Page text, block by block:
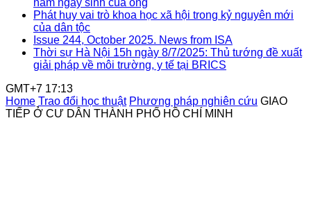
năm ngày sinh của ông
Phát huy vai trò khoa học xã hội trong kỷ nguyên mới
của dân tộc
Issue 244, October 2025. News from ISA
Thời sự Hà Nội 15h ngày 8/7/2025: Thủ tướng đề xuất
giải pháp về môi trường, y tế tại BRICS
GMT+7 17:13
Home Trao đổi học thuật Phương pháp nghiên cứu GIAO
TIẾP Ở CƯ DÂN THÀNH PHỐ HỒ CHÍ MINH